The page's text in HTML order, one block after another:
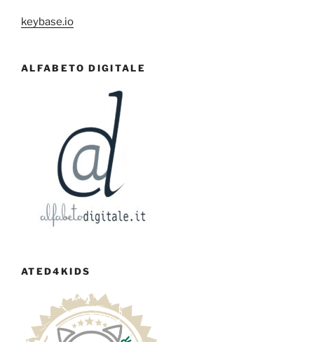
keybase.io
ALFABETO DIGITALE
ATED4KIDS